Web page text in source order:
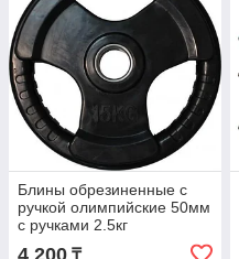
Блины обрезиненные с
ручкой олимпийские 50мм
с ручками 2.5кг